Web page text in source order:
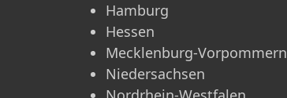
Hamburg
Hessen
Mecklenburg-Vorpommern
Niedersachsen